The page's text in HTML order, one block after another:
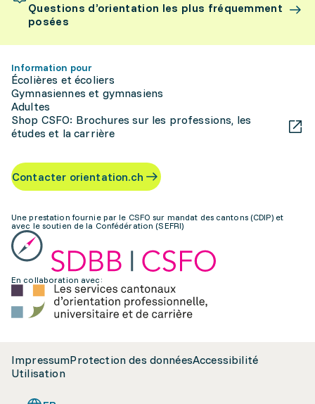
Questions d’orientation les plus fréquemment
posées
Information pour
Écolières et écoliers
Gymnasiennes et gymnasiens
Adultes
Shop CSFO: Brochures sur les professions, les
études et la carrière
Contacter orientation.ch
Une prestation fournie par le CSFO sur mandat des cantons (CDIP) et
avec le soutien de la Confédération (SEFRI)
En collaboration avec:
ImpressumProtection des donnéesAccessibilité
Utilisation